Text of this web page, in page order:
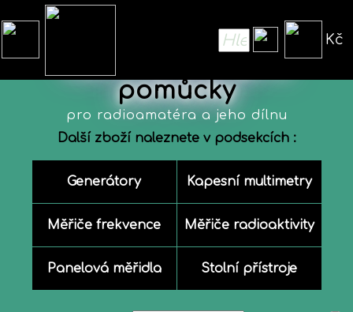
Kč
Měřící přístroje a
pomůcky
pro radioamatéra a jeho dílnu
Další zboží naleznete v podsekcích :
Generátory Kapesní multimetry
Měřiče frekvence Měřiče radioaktivity
Panelová měřidla Stolní přístroje